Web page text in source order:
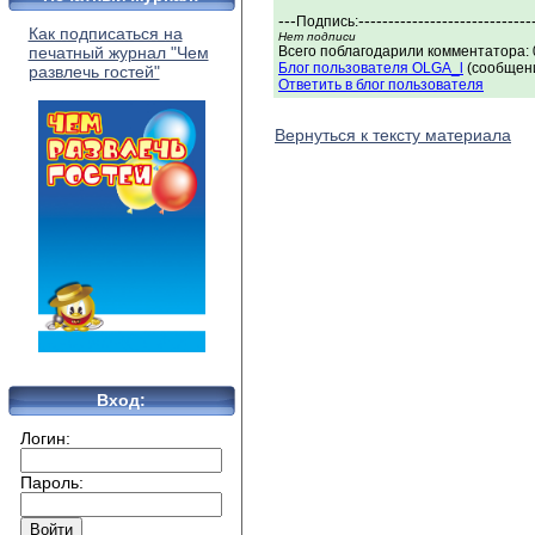
Как подписаться на
печатный журнал "Чем
развлечь гостей"
Вход:
Логин:
Пароль:
--- Подпись:
Нет подписи
Всего поблагодарили
Блог пользователя OLGA_l
Ответить в блог пользователя
Вернуться к тексту материала